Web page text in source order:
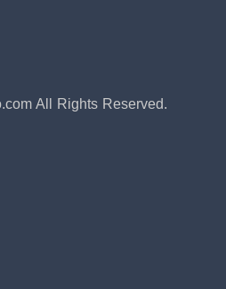
All Rights Reserved.